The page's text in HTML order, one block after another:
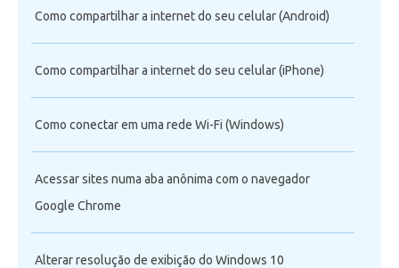
Como compartilhar a internet do seu celular (Android)
Como compartilhar a internet do seu celular (iPhone)
Como conectar em uma rede Wi-Fi (Windows)
Acessar sites numa aba anônima com o navegador
Google Chrome
Alterar resolução de exibição do Windows 10